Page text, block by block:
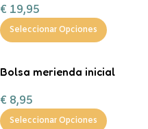
€ 19,95
Seleccionar Opciones
Bolsa merienda inicial
€ 8,95
Seleccionar Opciones